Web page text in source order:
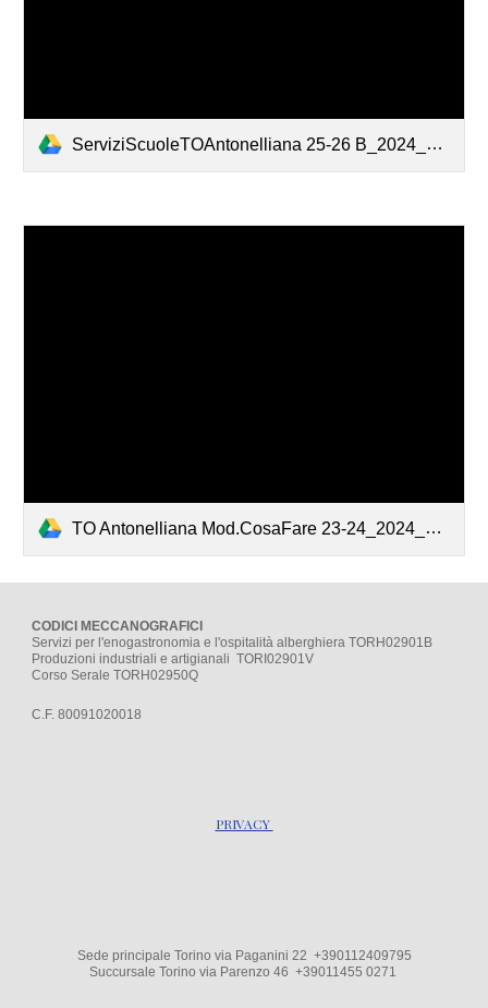
ServiziScuoleTOAntonelliana 25-26 B_2024_05_3139658_2_e4647797dd12.pdf
TO Antonelliana Mod.CosaFare 23-24_2024_05_3139658_2_e4647797dded.pdf
CODICI MECCANOGRAFICI
Servizi per l'enogastronomia e l'ospitalità alberghiera TORH02901B
Produzioni industriali e artigianali TORI02901V
Corso Serale TORH02950Q
C.F. 80091020018
PRIVACY
Sede principale Torino via Paganini 22 +390112409795
Succursale Torino via Parenzo 46 +39011455 0271